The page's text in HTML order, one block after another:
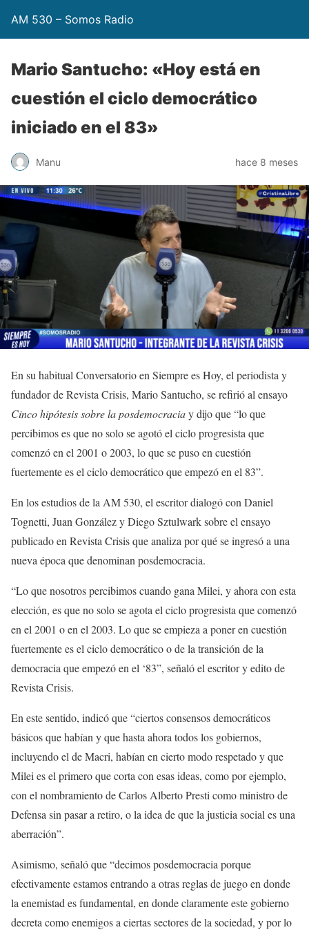
AM 530 – Somos Radio
Mario Santucho: «Hoy está en
cuestión el ciclo democrático
iniciado en el 83»
Manu hace 8 meses
En su habitual Conversatorio en Siempre es Hoy, el periodista y
fundador de Revista Crisis, Mario Santucho, se refirió al ensayo
Cinco hipótesis sobre la posdemocraciay dijo que “lo que
percibimos es que no solo se agotó el ciclo progresista que
comenzó en el 2001 o 2003, lo que se puso en cuestión
fuertemente es el ciclo democrático que empezó en el 83”.
En los estudios de la AM 530, el escritor dialogó con Daniel
Tognetti, Juan González y Diego Sztulwark sobre el ensayo
publicado en Revista Crisis que analiza por qué se ingresó a una
nueva época que denominan posdemocracia.
“Lo que nosotros percibimos cuando gana Milei, y ahora con esta
elección, es que no solo se agota el ciclo progresista que comenzó
en el 2001 o en el 2003. Lo que se empieza a poner en cuestión
fuertemente es el ciclo democrático o de la transición de la
democracia que empezó en el ‘83”, señaló el escritor y edito de
Revista Crisis.
En este sentido, indicó que “ciertos consensos democráticos
básicos que habían y que hasta ahora todos los gobiernos,
incluyendo el de Macri, habían en cierto modo respetado y que
Milei es el primero que corta con esas ideas, como por ejemplo,
con el nombramiento de Carlos Alberto Presti como ministro de
Defensa sin pasar a retiro, o la idea de que la justicia social es una
aberración”.
Asimismo, señaló que “decimos posdemocracia porque
efectivamente estamos entrando a otras reglas de juego en donde
la enemistad es fundamental, en donde claramente este gobierno
decreta como enemigos a ciertas sectores de la sociedad, y por lo